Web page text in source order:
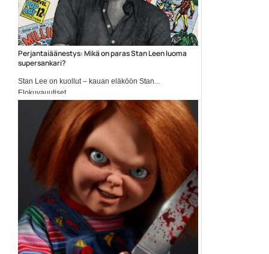
Perjantaiäänestys: Mikä on paras Stan Leen luoma
supersankari?
Stan Lee on kuollut – kauan eläköön Stan...
Elokuvauutiset